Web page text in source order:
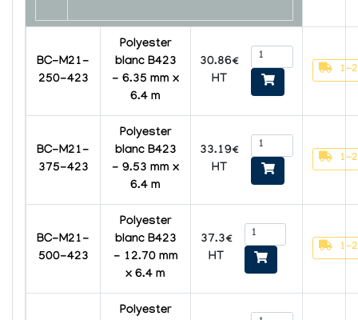
BC-M21-
250-423
Polyester
blanc B423
- 6.35 mm x
6.4 m
30.86€
HT
1-
BC-M21-
375-423
Polyester
blanc B423
- 9.53 mm x
6.4 m
33.19€
HT
1-
BC-M21-
500-423
Polyester
blanc B423
- 12.70 mm
x 6.4 m
37.3€
HT
1-
Polyester